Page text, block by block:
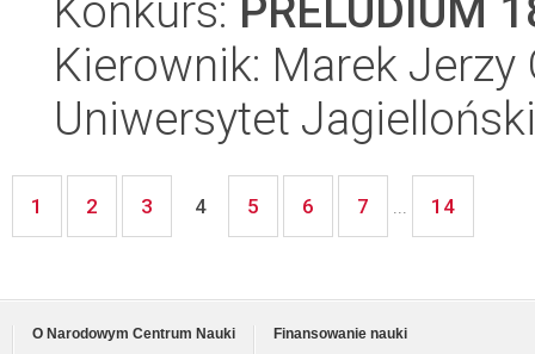
Konkurs: PRELUDIUM
Kierownik: Marek Jerzy
Uniwersytet
1 2 3 4 5 6 7 ... 14
O Narodowym Centrum Nauki
Finansowanie nauki